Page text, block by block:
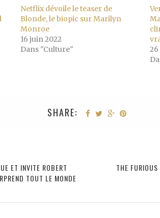
Netflix dévoile le teaser de
Blonde, le biopic sur Marilyn
Monroe
16 juin 2022
Dans "Culture"
SHARE:
ET INVITE ROBERT
TOUT LE MONDE
THE